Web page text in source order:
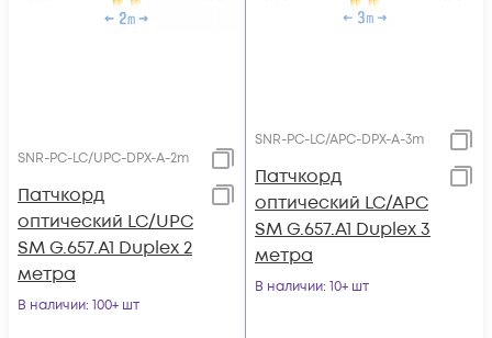
SNR-PC-LC/UPC-DPX-A-2m
Патчкорд
оптический LC/UPC
SM G.657.A1 Duplex 2
метра
В наличии: 100+ шт
SNR-PC-LC/APC-DPX-A-3m
Патчкорд
оптический LC/APC
SM G.657.A1 Duplex 3
метра
В наличии: 10+ шт